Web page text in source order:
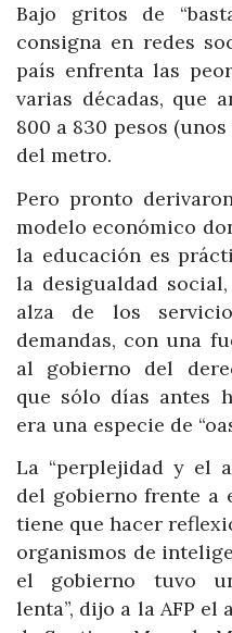
Bajo gritos de
consigna en redes
país enfrenta las
varias décadas, que
800 a 830 pesos
del metro.
Pero pronto
modelo económico
la educación es
la desigualdad
alza de los
demandas, con una
al gobierno del
que sólo días antes
era una especie de
La “perplejidad y el
del gobierno frente a
tiene que hacer
organismos de
el gobierno tuvo
lenta”, dijo a la AFP